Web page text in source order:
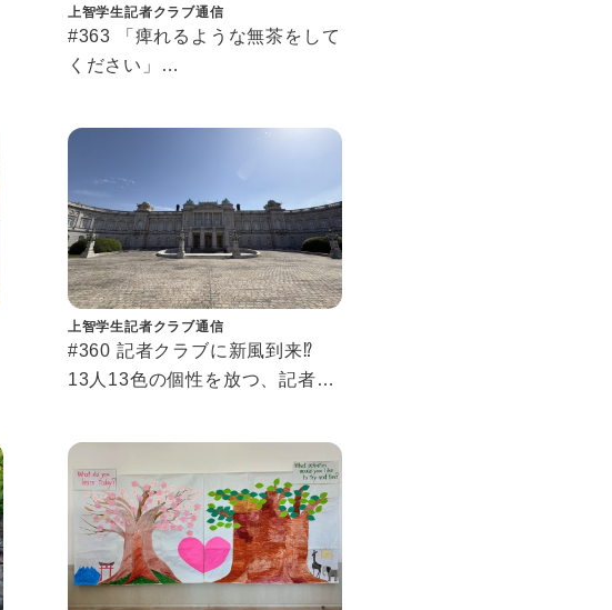
上智学生記者クラブ通信
#363 「痺れるような無茶をして
ください」
上智学生記者クラブ通信
#360 記者クラブに新風到来⁉
13人13色の個性を放つ、記者ク